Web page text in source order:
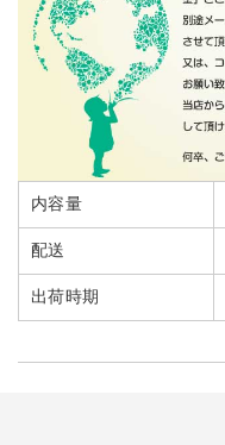
内容量
配送
出荷時期